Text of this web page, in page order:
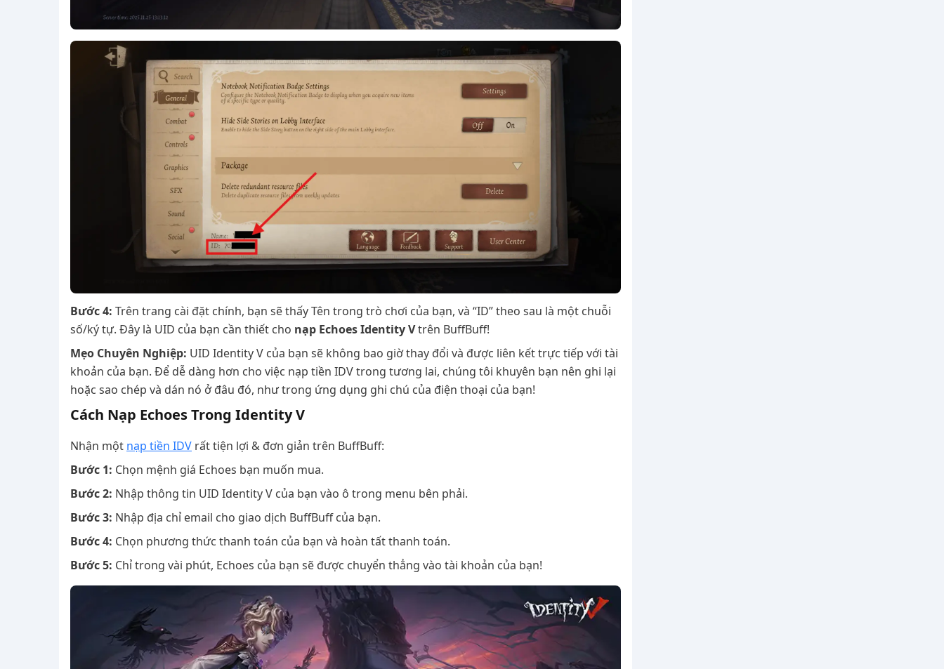
Bước 4: Trên trang cài đặt chính, bạn sẽ thấy Tên trong trò chơi của bạn, và “ID” theo sau là một chuỗi
số/ký tự. Đây là UID của bạn cần thiết cho nạp Echoes Identity Vtrên BuffBuff!
Mẹo Chuyên Nghiệp: UID Identity V của bạn sẽ không bao giờ thay đổi và được liên kết trực tiếp với tài
khoản của bạn. Để dễ dàng hơn cho việc nạp tiền IDV trong tương lai, chúng tôi khuyên bạn nên ghi lại
hoặc sao chép và dán nó ở đâu đó, như trong ứng dụng ghi chú của điện thoại của bạn!
Cách Nạp Echoes Trong Identity V
Nhận một nạp tiền IDV rất tiện lợi & đơn giản trên BuffBuff:
Bước 1: Chọn mệnh giá Echoes bạn muốn mua.
Bước 2: Nhập thông tin UID Identity V của bạn vào ô trong menu bên phải.
Bước 3: Nhập địa chỉ email cho giao dịch BuffBuff của bạn.
Bước 4: Chọn phương thức thanh toán của bạn và hoàn tất thanh toán.
Bước 5: Chỉ trong vài phút, Echoes của bạn sẽ được chuyển thẳng vào tài khoản của bạn!